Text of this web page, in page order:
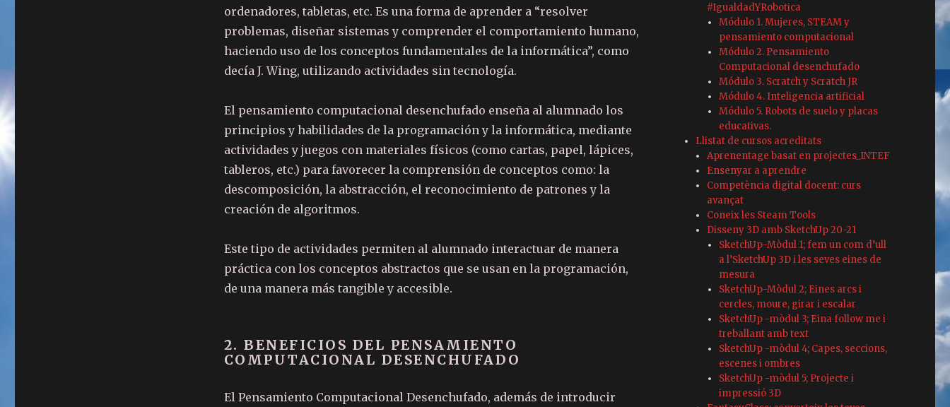
ordenadores, tabletas, etc. Es una forma de aprender a “resolver
problemas, diseñar sistemas y comprender el comportamiento humano,
haciendo uso de los conceptos fundamentales de la informática”, como
decía J. Wing, utilizando actividades sin tecnología.
El pensamiento computacional desenchufado enseña al alumnado los
principios y habilidades de la programación y la informática, mediante
actividades y juegos con materiales físicos (como cartas, papel, lápices,
tableros, etc.) para favorecer la comprensión de conceptos como: la
descomposición, la abstracción, el reconocimiento de patrones y la
creación de algoritmos.
Este tipo de actividades permiten al alumnado interactuar de manera
práctica con los conceptos abstractos que se usan en la programación,
de una manera más tangible y accesible.
2. BENEFICIOS DEL PENSAMIENTO
COMPUTACIONAL DESENCHUFADO
El Pensamiento Computacional Desenchufado, además de introducir
#IgualdadYRobotica
Módulo 1. Mujeres, STEAM y
pensamiento computacional
Módulo 2. Pensamiento
Computacional desenchufado
Módulo 3. Scratch y Scratch JR
Módulo 4. Inteligencia artificial
Módulo 5. Robots de suelo y placas
educativas.
Llistat de cursos acreditats
Aprenentage basat en projectes_INTEF
Ensenyar a aprendre
Competència digital docent: curs
avançat
Coneix les Steam Tools
Disseny 3D amb SketchUp 20-21
SketchUp-Mòdul 1; fem un com d’ull
a l’SketchUp 3D i les seves eines de
mesura
SketchUp-Mòdul 2; Eines arcs i
cercles, moure, girar i escalar
SketchUp -mòdul 3; Eina follow me i
treballant amb text
SketchUp -mòdul 4; Capes, seccions,
escenes i ombres
SketchUp -mòdul 5; Projecte i
impressió 3D